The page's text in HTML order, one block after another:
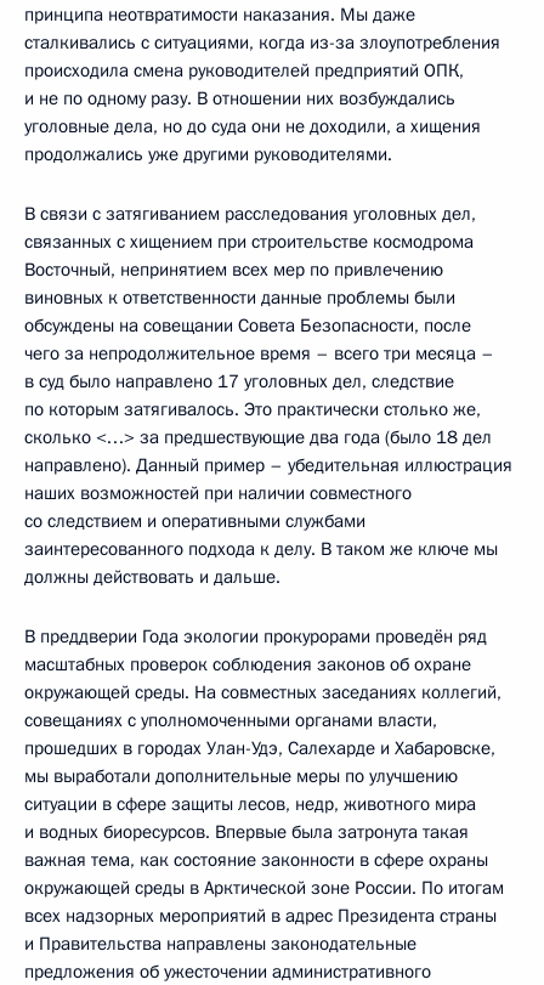
принципа неотвратимости наказания. Мы даже
сталкивались с ситуациями, когда из-за злоупотребления
происходила смена руководителей предприятий ОПК,
и не по одному разу. В отношении них возбуждались
уголовные дела, но до суда они не доходили, а хищения
продолжались уже другими руководителями.
В связи с затягиванием расследования уголовных дел,
связанных с хищением при строительстве космодрома
Восточный, непринятием всех мер по привлечению
виновных к ответственности данные проблемы были
обсуждены на совещании Совета Безопасности, после
чего за непродолжительное время – всего три месяца –
в суд было направлено 17 уголовных дел, следствие
по которым затягивалось. Это практически столько же,
сколько <…> за предшествующие два года (было 18 дел
направлено). Данный пример – убедительная иллюстрация
наших возможностей при наличии совместного
со следствием и оперативными службами
заинтересованного подхода к делу. В таком же ключе мы
должны действовать и дальше.
В преддверии Года экологии прокурорами проведён ряд
масштабных проверок соблюдения законов об охране
окружающей среды. На совместных заседаниях коллегий,
совещаниях с уполномоченными органами власти,
прошедших в городах Улан-Удэ, Салехарде и Хабаровске,
мы выработали дополнительные меры по улучшению
ситуации в сфере защиты лесов, недр, животного мира
и водных биоресурсов. Впервые была затронута такая
важная тема, как состояние законности в сфере охраны
окружающей среды в Арктической зоне России. По итогам
всех надзорных мероприятий в адрес Президента страны
и Правительства направлены законодательные
предложения об ужесточении административного